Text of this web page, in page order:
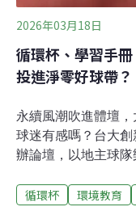
2026年03月18日
循環杯、學習手
投進淨零好球帶？
永續風潮吹進體壇
球迷有感嗎？台大
辦論壇，以地主球
育 「永續趴」創全
循環杯 環境教育